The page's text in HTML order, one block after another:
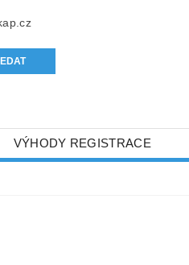
VÝHODY REGISTRACE